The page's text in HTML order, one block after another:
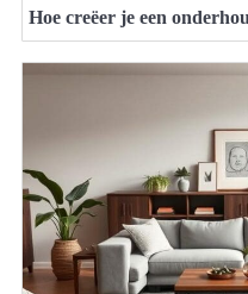
Hoe creëer je een